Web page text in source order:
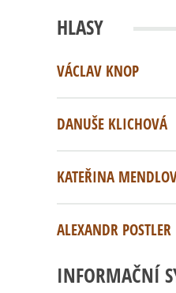
HLASY
VÁCLAV KNOP
DANUŠE KLICHOVÁ
KATEŘINA
ALEXANDR POSTLER
INFORMAČNÍ